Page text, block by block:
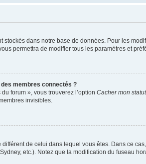
stockés dans notre base de données. Pour les
permettra de modifier tous les paramètres et
membres connectés ?
forum », vous trouverez l’option Cacher mon
invisibles.
de celui dans lequel vous êtes. Dans ce
etc.). Notez que la modification du fuseau